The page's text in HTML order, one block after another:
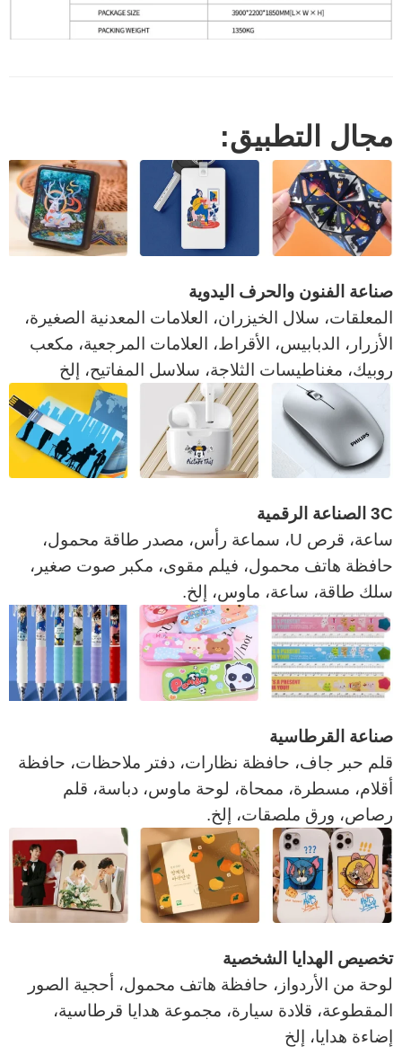
مجال التطبيق:
صناعة الفنون والحرف اليدوية
المعلقات، سلال الخيزران، العلامات المعدنية الصغيرة،
الأزرار، الدبابيس، الأقراط، العلامات المرجعية، مكعب
روبيك، مغناطيسات الثلاجة، سلاسل المفاتيح، إلخ
3C الصناعة الرقمية
ساعة، قرص U، سماعة رأس، مصدر طاقة محمول،
حافظة هاتف محمول، فيلم مقوى، مكبر صوت صغير،
سلك طاقة، ساعة، ماوس، إلخ.
صناعة القرطاسية
قلم حبر جاف، حافظة نظارات، دفتر ملاحظات، حافظة
أقلام، مسطرة، ممحاة، لوحة ماوس، دباسة، قلم
رصاص، ورق ملصقات، إلخ.
تخصيص الهدايا الشخصية
لوحة من الأردواز، حافظة هاتف محمول، أحجية الصور
المقطوعة، قلادة سيارة، مجموعة هدايا قرطاسية،
إضاءة هدايا، إلخ